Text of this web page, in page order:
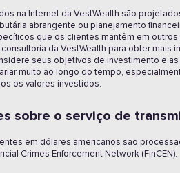
na Internet da VestWealth são
abrangente ou planejamento
que os clientes mantêm em outros
da VestWealth para obter
seus objetivos de investimento e
muito ao longo do tempo,
os valores investidos.
sobre o serviço de
em dólares americanos são
Crimes Enforcement Network (FinCEN).